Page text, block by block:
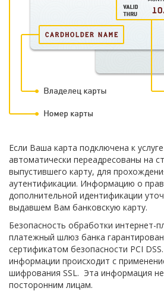
Если Ваша карта подключена к
автоматически переадресованы на
выпустившего карту, для
аутентификации. Информацию о
дополнительной идентификации
выдавшем Вам банковскую карту.
Безопасность обработки интернет-
платежный шлюз банка
сертификатом безопасности PCI
информации происходит с
шифрования SSL. Эта информация
посторонним лицам.